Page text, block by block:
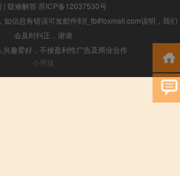
| 疑难解答 苏ICP备12037530号
如信息有错误可发邮件到f_fb#foxmail.com说明，我们
会及时纠正，谢谢
兴趣爱好，不接盈利性广告及商业合作
小男孩